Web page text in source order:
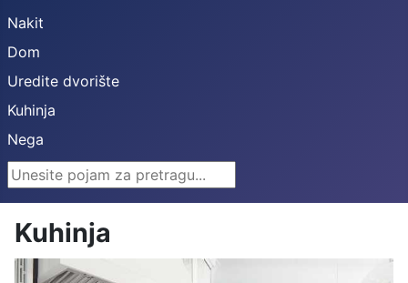
Nakit
Dom
Uredite dvorište
Kuhinja
Nega
Search ...
Kuhinja